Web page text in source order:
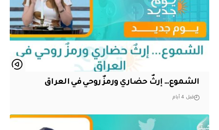
الشموع… إرثٌ حضاري ورمزٌ روحي في العراق
قبل 4 أيام